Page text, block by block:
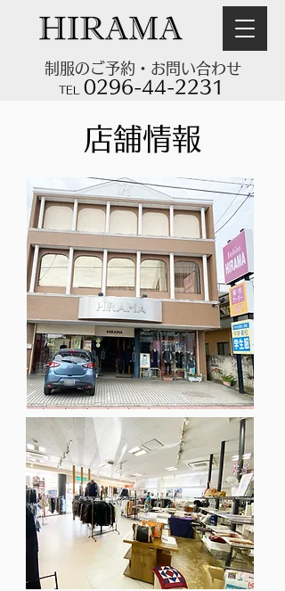
TEL 0296-44-2231
制服のご予約・お問い合わせ
​店舗情報